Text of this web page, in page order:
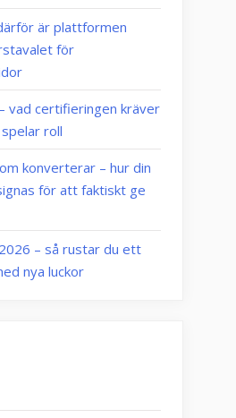
är plattformen
för
vad certifieringen kräver
roll
konverterar – hur din
för att faktiskt ge
– så rustar du ett
nya luckor